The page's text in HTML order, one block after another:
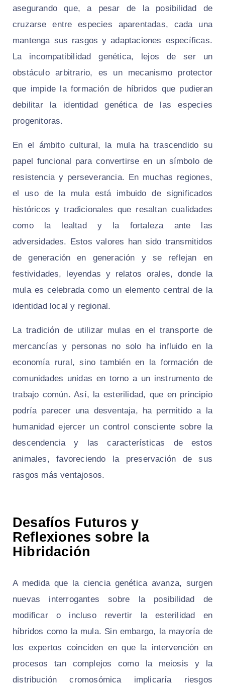
asegurando que, a pesar de la posibilidad de
cruzarse entre especies aparentadas, cada una
mantenga sus rasgos y adaptaciones específicas.
La incompatibilidad genética, lejos de ser un
obstáculo arbitrario, es un mecanismo protector
que impide la formación de híbridos que pudieran
debilitar la identidad genética de las especies
progenitoras.
En el ámbito cultural, la mula ha trascendido su
papel funcional para convertirse en un símbolo de
resistencia y perseverancia. En muchas regiones,
el uso de la mula está imbuido de significados
históricos y tradicionales que resaltan cualidades
como la lealtad y la fortaleza ante las
adversidades. Estos valores han sido transmitidos
de generación en generación y se reflejan en
festividades, leyendas y relatos orales, donde la
mula es celebrada como un elemento central de la
identidad local y regional.
La tradición de utilizar mulas en el transporte de
mercancías y personas no solo ha influido en la
economía rural, sino también en la formación de
comunidades unidas en torno a un instrumento de
trabajo común. Así, la esterilidad, que en principio
podría parecer una desventaja, ha permitido a la
humanidad ejercer un control consciente sobre la
descendencia y las características de estos
animales, favoreciendo la preservación de sus
rasgos más ventajosos.
Desafíos Futuros y
Reflexiones sobre la
Hibridación
A medida que la ciencia genética avanza, surgen
nuevas interrogantes sobre la posibilidad de
modificar o incluso revertir la esterilidad en
híbridos como la mula. Sin embargo, la mayoría de
los expertos coinciden en que la intervención en
procesos tan complejos como la meiosis y la
distribución cromosómica implicaría riesgos